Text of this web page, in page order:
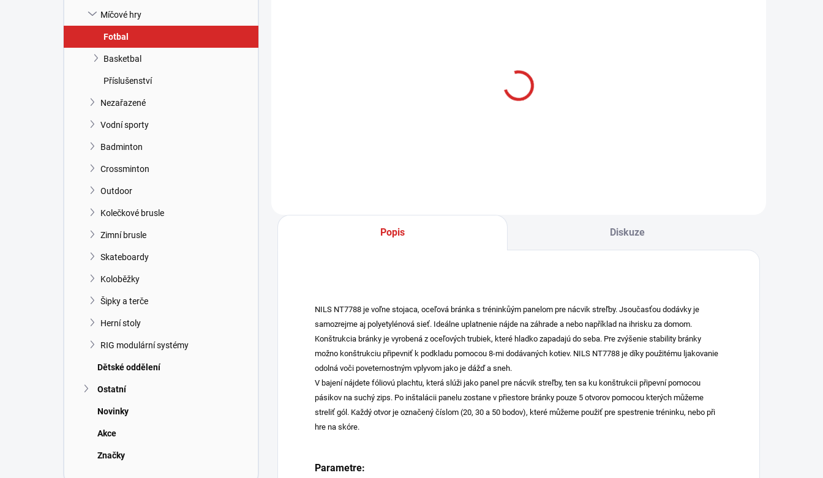
Míčové hry
Fotbal
Basketbal
Příslušenství
Nezařazené
Vodní sporty
Badminton
Crossminton
Outdoor
Kolečkové brusle
Zimní brusle
Skateboardy
Koloběžky
Šipky a terče
Herní stoly
RIG modulární systémy
Dětské oddělení
Ostatní
Novinky
Akce
Značky
Popis Diskuze
NILS NT7788 je voľne stojaca, oceľová bránka s tréninkůým panelom pre nácvik streľby. Jsoučasťou dodávky je
samozrejme aj polyetylénová sieť. Ideálne uplatnenie nájde na záhrade a nebo například na ihrisku za domom.
Konštrukcia bránky je vyrobená z oceľových trubiek, které hladko zapadajú do seba. Pre zvýšenie stability bránky
možno konštrukciu připevniť k podkladu pomocou 8-mi dodávaných kotiev. NILS NT7788 je díky použitému ljakovanie
odolná voči poveternostným vplyvom jako je dážď a sneh.
V bajení nájdete fóliovú plachtu, která slúži jako panel pre nácvik streľby, ten sa ku konštrukcii připevní pomocou
pásikov na suchý zips. Po inštalácii panelu zostane v přiestore bránky pouze 5 otvorov pomocou kterých můžeme
streliť gól. Každý otvor je označený číslom (20, 30 a 50 bodov), které můžeme použiť pre spestrenie tréninku, nebo při
hre na skóre.
Parametre: